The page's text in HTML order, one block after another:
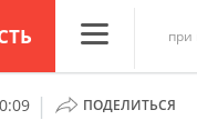
при
| ПОДЕЛИТЬСЯ